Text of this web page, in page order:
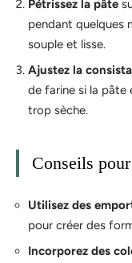
Pétrissez la pâte
pendant quelques
souple et lisse.
Ajustez la
de farine si la pâte
trop sèche.
Conseils
Utilisez des
pour créer des
Incorporez des